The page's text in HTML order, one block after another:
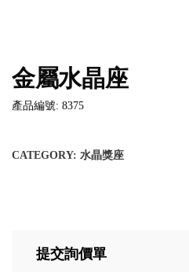
金屬水晶座
產品編號: 8375
CATEGORY: 水晶獎座
提交詢價單